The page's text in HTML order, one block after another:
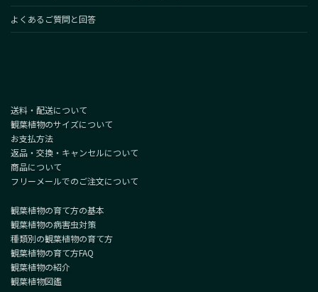
よくあるご質問と回答
送料・配送について
観葉植物のサイズについて
お支払方法
返品・交換・キャンセルについて
商品について
フリーメールでのご注文について
観葉植物の育て方の基本
観葉植物の病害虫対策
種類別の観葉植物の育て方
観葉植物の育て方FAQ
観葉植物の紹介
観葉植物図鑑